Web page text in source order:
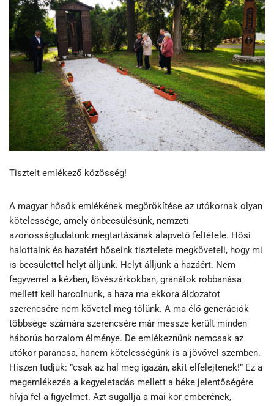
Tisztelt emlékező közösség!
A magyar hősök emlékének megörökítése az utókornak olyan
kötelessége, amely önbecsülésünk, nemzeti
azonosságtudatunk megtartásának alapvető feltétele. Hősi
halottaink és hazatért hőseink tisztelete megköveteli, hogy mi
is becsülettel helyt álljunk. Helyt álljunk a hazáért. Nem
fegyverrel a kézben, lövészárkokban, gránátok robbanása
mellett kell harcolnunk, a haza ma ekkora áldozatot
szerencsére nem követel meg tőlünk. A ma élő generációk
többsége számára szerencsére már messze került minden
háborús borzalom élménye. De emlékeznünk nemcsak az
utókor parancsa, hanem kötelességünk is a jövővel szemben.
Hiszen tudjuk: ”csak az hal meg igazán, akit elfelejtenek!” Ez a
megemlékezés a kegyeletadás mellett a béke jelentőségére
hívja fel a figyelmet. Azt sugallja a mai kor emberének,